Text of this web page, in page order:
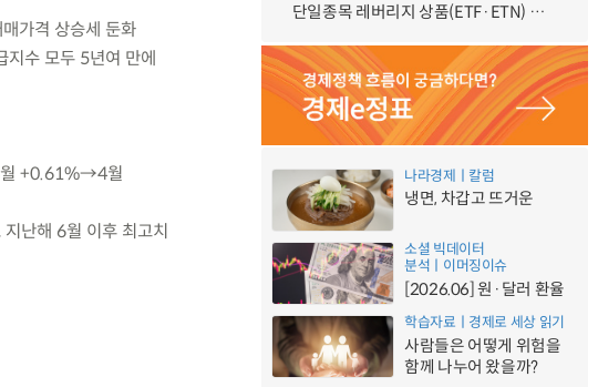
가격 상승세 둔화
수 모두 5년여 만에
월 +0.61%→4월
난해 6월 이후 최고치
단일종목 레버리지 상품(ETF·ETN) 기본예탁금 강화 조기시행 방안 안내
나라경제ㅣ칼럼
냉면, 차갑고 뜨거운
소셜 빅데이터
분석ㅣ이머징이슈
[2026.06] 원·달러 환율
학습자료ㅣ경제로 세상 읽기
사람들은 어떻게 위험을
함께 나누어 왔을까?